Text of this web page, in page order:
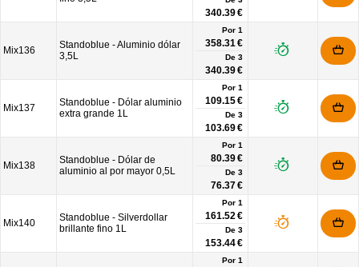
340.39 €
Mix136
Standoblue - Aluminio dólar
3,5L
Por 1
358.31 €
De 3
340.39 €
Mix137
Standoblue - Dólar aluminio
extra grande 1L
Por 1
109.15 €
De 3
103.69 €
Mix138
Standoblue - Dólar de
aluminio al por mayor 0,5L
Por 1
80.39 €
De 3
76.37 €
Mix140
Standoblue - Silverdollar
brillante fino 1L
Por 1
161.52 €
De 3
153.44 €
Por 1